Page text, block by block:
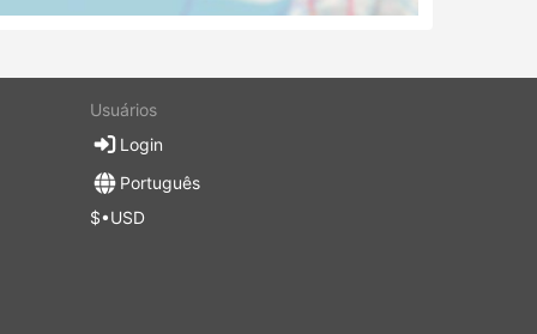
Usuários
Login
Português
$•USD